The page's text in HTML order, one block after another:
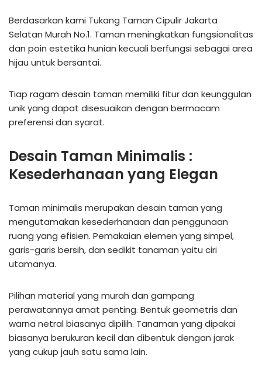
Berdasarkan kami Tukang Taman Cipulir Jakarta
Selatan Murah No.1. Taman meningkatkan fungsionalitas
dan poin estetika hunian kecuali berfungsi sebagai area
hijau untuk bersantai.
Tiap ragam desain taman memiliki fitur dan keunggulan
unik yang dapat disesuaikan dengan bermacam
preferensi dan syarat.
Desain Taman Minimalis :
Kesederhanaan yang Elegan
Taman minimalis merupakan desain taman yang
mengutamakan kesederhanaan dan penggunaan
ruang yang efisien. Pemakaian elemen yang simpel,
garis-garis bersih, dan sedikit tanaman yaitu ciri
utamanya.
Pilihan material yang murah dan gampang
perawatannya amat penting. Bentuk geometris dan
warna netral biasanya dipilih. Tanaman yang dipakai
biasanya berukuran kecil dan dibentuk dengan jarak
yang cukup jauh satu sama lain.